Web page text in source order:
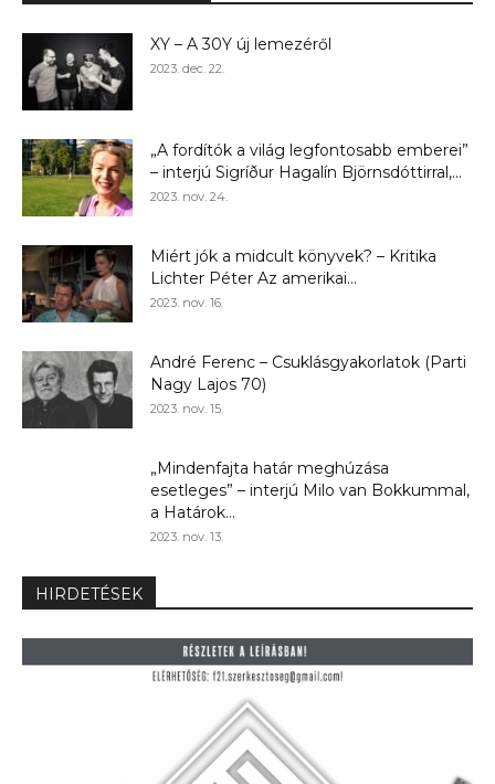
XY – A 30Y új lemezéről
2023. dec. 22.
„A fordítók a világ legfontosabb emberei”
– interjú Sigríður Hagalín Björnsdóttirral,...
2023. nov. 24.
Miért jók a midcult könyvek? – Kritika
Lichter Péter Az amerikai...
2023. nov. 16.
André Ferenc – Csuklásgyakorlatok (Parti
Nagy Lajos 70)
2023. nov. 15.
„Mindenfajta határ meghúzása
esetleges” – interjú Milo van Bokkummal,
a Határok...
2023. nov. 13.
HIRDETÉSEK